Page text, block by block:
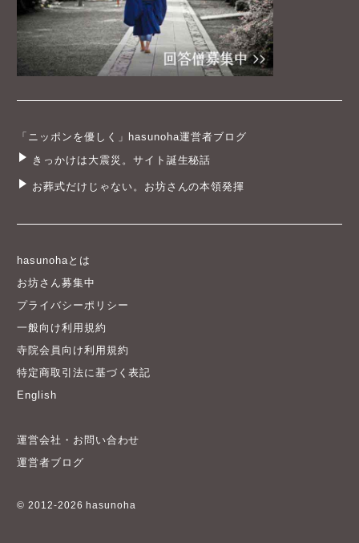
「ニッポンを優しく」hasunoha運営者ブログ
きっかけは大震災。サイト誕生秘話
お葬式だけじゃない。お坊さんの本領発揮
hasunohaとは
お坊さん募集中
プライバシーポリシー
一般向け利用規約
寺院会員向け利用規約
特定商取引法に基づく表記
English
運営会社・お問い合わせ
運営者ブログ
© 2012-2026 hasunoha